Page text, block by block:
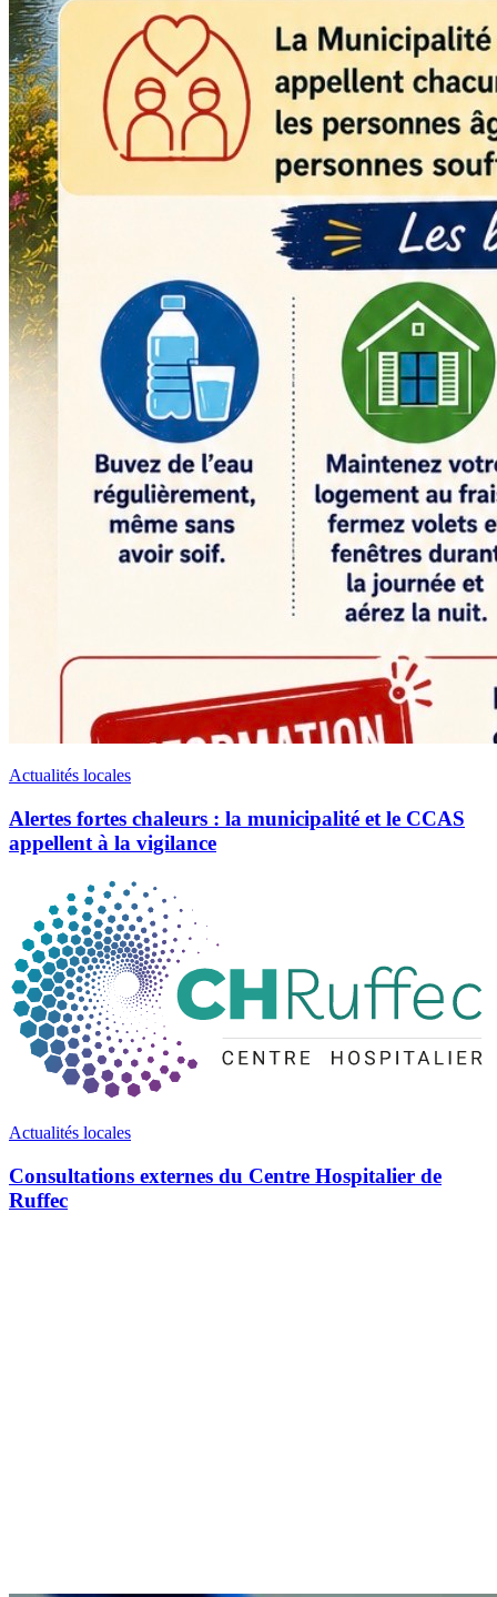
Actualités locales
Alertes fortes chaleurs : la municipalité et le CCAS
appellent à la vigilance
Actualités locales
Consultations externes du Centre Hospitalier de
Ruffec